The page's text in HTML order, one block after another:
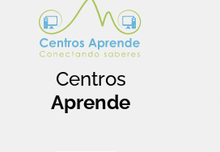
Centros
Aprende